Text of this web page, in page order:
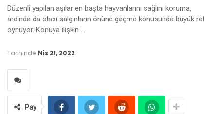
Düzenli yapılan aşılar en başta hayvanlarını sağlını koruma,
ardında da olası salgınların önüne geçme konusunda büyük rol
oynuyor. Konuya ilişkin …
Tarihinde Nis 21, 2022
Pay